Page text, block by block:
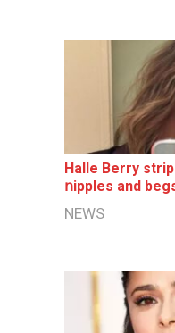
Halle Berry
ոipples and
NEWS